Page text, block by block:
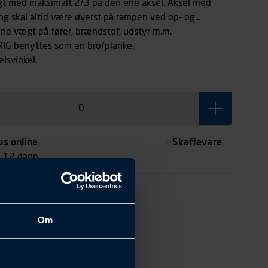
Om
med maksimalt 2/3 på den ene aksel. Aksel med
skal altid være øverst på rampen ved op- og
vægt på fører, brændstof, udstyr m.m.
benyttes som en bro/planke,
online
12 dage
Skaffevare